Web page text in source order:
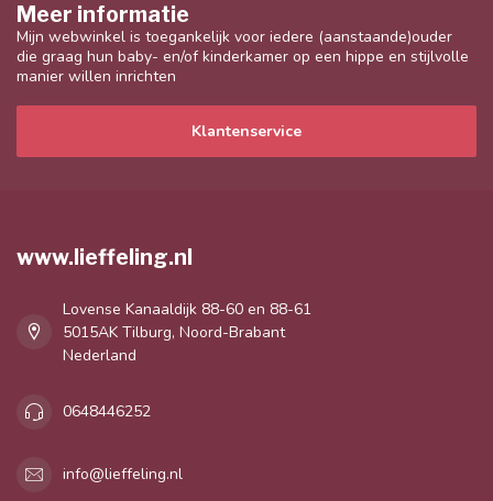
Meer informatie
Mijn webwinkel is toegankelijk voor iedere (aanstaande)ouder
die graag hun baby- en/of kinderkamer op een hippe en stijlvolle
manier willen inrichten
Klantenservice
www.lieffeling.nl
Lovense Kanaaldijk 88-60 en 88-61
5015AK Tilburg, Noord-Brabant
Nederland
0648446252
info@lieffeling.nl